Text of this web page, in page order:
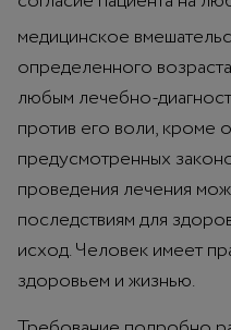
медицинское
определенного
любым лечебно-
против его воли, кроме
предусмотренных
проведения лечения
последствиям для
исход. Человек имеет
здоровьем и жизнью.